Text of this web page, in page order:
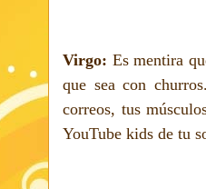
Virgo: Es mentira
que sea con
correos, tus
YouTube kids de tu